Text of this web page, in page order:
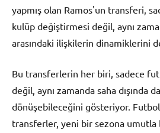
yapmış olan Ramos'un transferi,
kulüp değiştirmesi değil, aynı
arasındaki ilişkilerin dinamiklerini
Bu transferlerin her biri, sadece
değil, aynı zamanda saha dışında
dönüşebileceğini gösteriyor.
transferler, yeni bir sezona umutla